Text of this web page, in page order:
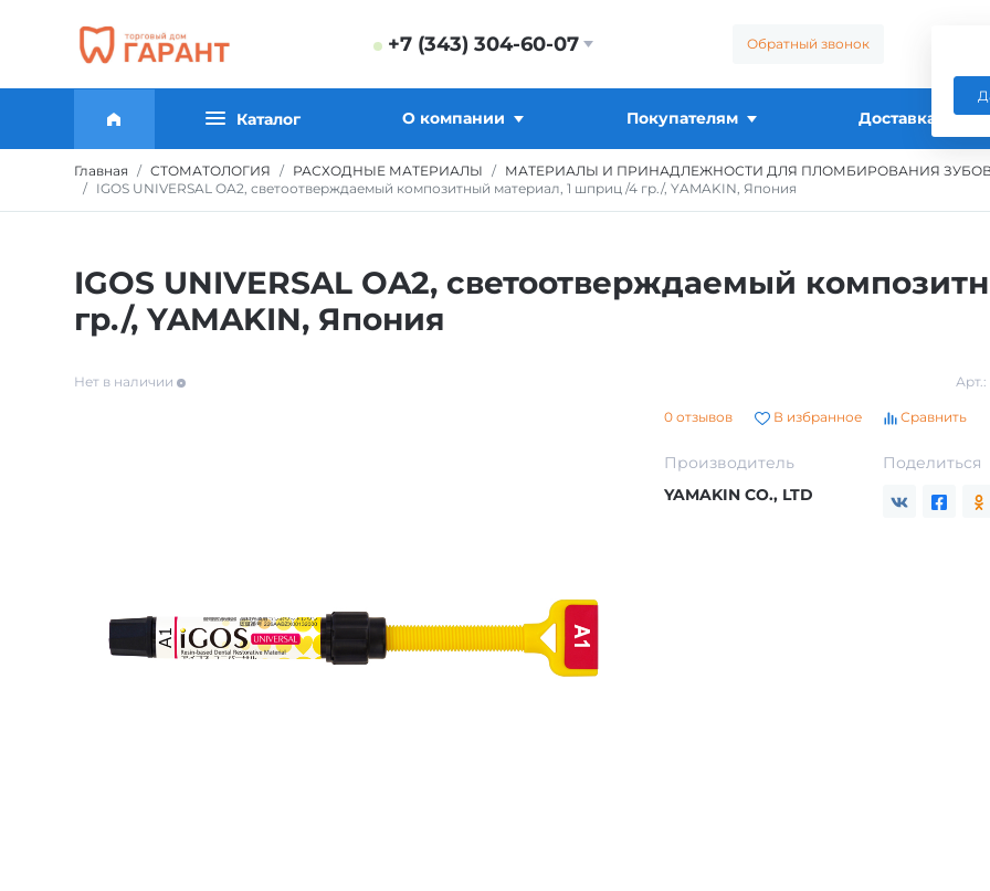
+7 (343) 304-60-07 Обратный звонок
Каталог О компании Покупателям Доставка
Главная СТОМАТОЛОГИЯ РАСХОДНЫЕ МАТЕРИАЛЫ МАТЕРИАЛЫ И ПРИНАДЛЕЖНОСТИ ДЛЯ ПЛОМБИРОВАНИЯ
IGOS UNIVERSAL OA2, светоотверждаемый композитный материал, 1 шприц /4 гр./, YAMAKIN, Япония
IGOS UNIVERSAL OA2, светоотверждаемый
гр./, YAMAKIN, Япония
Нет в наличии Арт.:
0 отзывов В избранное Сравнить
Производитель
YAMAKIN CO., LTD
Поделиться